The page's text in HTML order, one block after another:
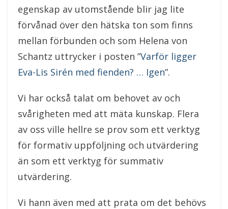
egenskap av utomstående blir jag lite
förvånad över den hätska ton som finns
mellan förbunden och som Helena von
Schantz uttrycker i posten ”Varför ligger
Eva-Lis Sirén med fienden? … Igen”.
Vi har också talat om behovet av och
svårigheten med att mäta kunskap. Flera
av oss ville hellre se prov som ett verktyg
för formativ uppföljning och utvärdering
än som ett verktyg för summativ
utvärdering.
Vi hann även med att prata om det behövs